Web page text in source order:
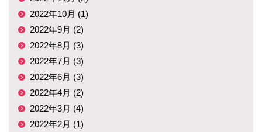
2022年10月 (1)
2022年9月 (2)
2022年8月 (3)
2022年7月 (3)
2022年6月 (3)
2022年4月 (2)
2022年3月 (4)
2022年2月 (1)